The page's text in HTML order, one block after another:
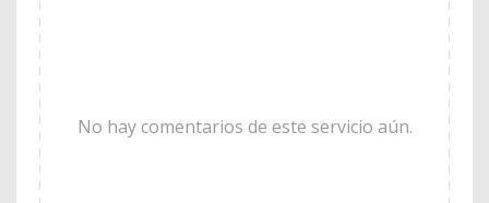
No hay comentarios de este servicio aún.